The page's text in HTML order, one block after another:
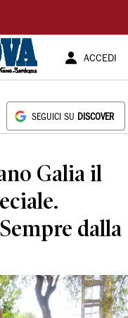
ACCEDI
SEGUICI SU DISCOVER
Galia il
dalla